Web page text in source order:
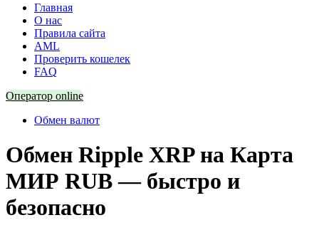
Главная
О нас
Правила сайта
AML
Проверить кошелек
FAQ
Оператор online
Обмен валют
Обмен Ripple XRP на Карта
МИР RUB — быстро и
безопасно